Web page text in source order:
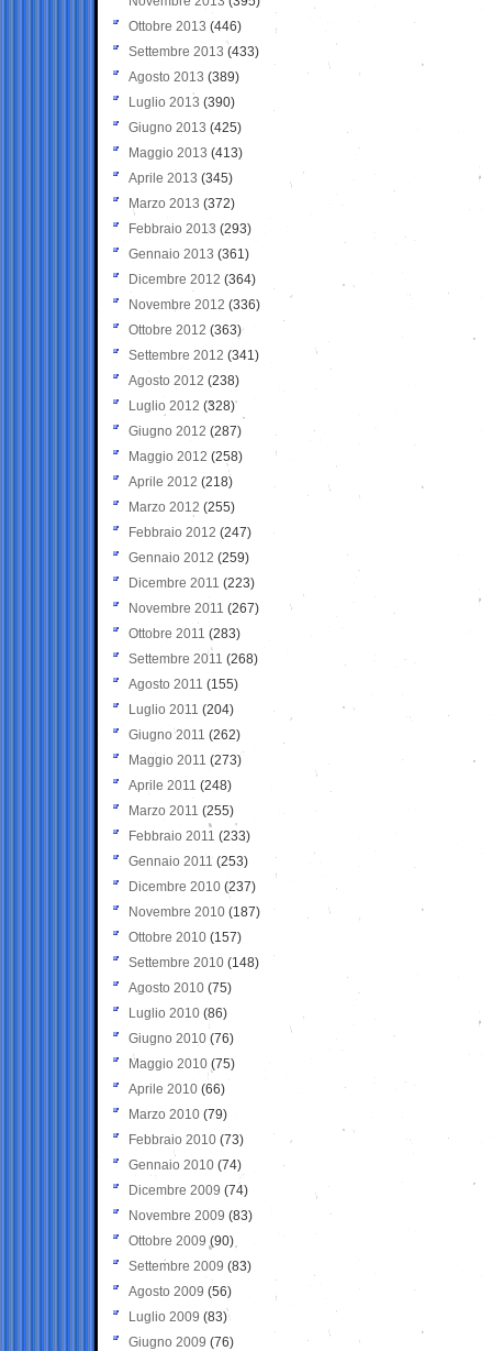
Ottobre 2013 (446)
Settembre 2013 (433)
Agosto 2013 (389)
Luglio 2013 (390)
Giugno 2013 (425)
Maggio 2013 (413)
Aprile 2013 (345)
Marzo 2013 (372)
Febbraio 2013 (293)
Gennaio 2013 (361)
Dicembre 2012 (364)
Novembre 2012 (336)
Ottobre 2012 (363)
Settembre 2012 (341)
Agosto 2012 (238)
Luglio 2012 (328)
Giugno 2012 (287)
Maggio 2012 (258)
Aprile 2012 (218)
Marzo 2012 (255)
Febbraio 2012 (247)
Gennaio 2012 (259)
Dicembre 2011 (223)
Novembre 2011 (267)
Ottobre 2011 (283)
Settembre 2011 (268)
Agosto 2011 (155)
Luglio 2011 (204)
Giugno 2011 (262)
Maggio 2011 (273)
Aprile 2011 (248)
Marzo 2011 (255)
Febbraio 2011 (233)
Gennaio 2011 (253)
Dicembre 2010 (237)
Novembre 2010 (187)
Ottobre 2010 (157)
Settembre 2010 (148)
Agosto 2010 (75)
Luglio 2010 (86)
Giugno 2010 (76)
Maggio 2010 (75)
Aprile 2010 (66)
Marzo 2010 (79)
Febbraio 2010 (73)
Gennaio 2010 (74)
Dicembre 2009 (74)
Novembre 2009 (83)
Ottobre 2009 (90)
Settembre 2009 (83)
Agosto 2009 (56)
Luglio 2009 (83)
Giugno 2009 (76)